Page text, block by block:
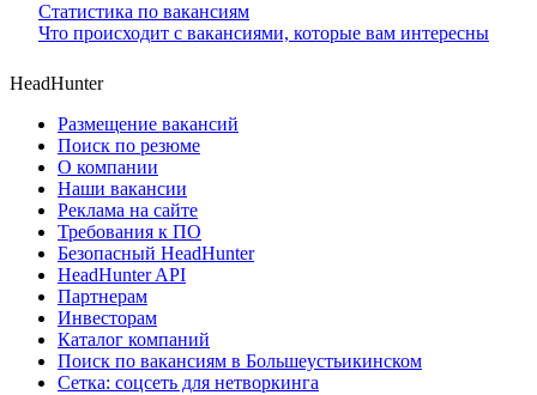
Статистика по вакансиям
Что происходит с вакансиями, которые вам интересны
HeadHunter
Размещение вакансий
Поиск по резюме
О компании
Наши вакансии
Реклама на сайте
Требования к ПО
Безопасный HeadHunter
HeadHunter API
Партнерам
Инвесторам
Каталог компаний
Поиск по вакансиям в Большеустьикинском
Сетка: соцсеть для нетворкинга